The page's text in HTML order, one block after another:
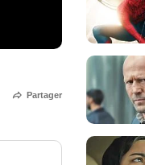
Partager